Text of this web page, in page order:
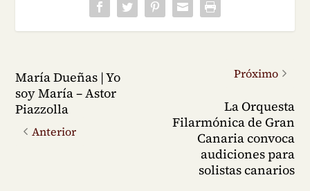
María Dueñas | Yo
soy María – Astor
Piazzolla
Anterior
Próximo
La Orquesta
Filarmónica de Gran
Canaria convoca
audiciones para
solistas canarios